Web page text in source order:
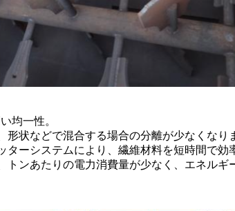
均一性。
状などで混合する場合の分離が少なくなり
ーシステムにより、繊維材料を短時間で効
ンあたりの電力消費量が少なく、エネルギ